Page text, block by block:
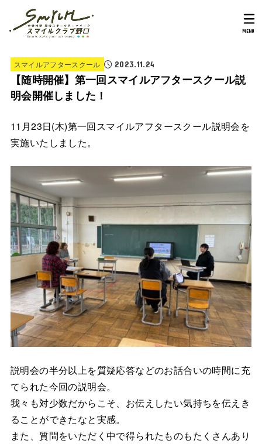
MENU
スマイルアフタースクール 2023.11.24
【随時開催】第一回スマイルアフタースクール説
明会開催しました！
11月23日(木)第一回スマイルアフタースクール説明会を
実施いたしました。
説明会の半分以上を質疑応答などのお話合いの時間に充
てられた今回の説明会。
我々も対少数だからこそ、お伝えしたい気持ちを伝えき
ることができたなと実感。
また、質問をいただく中で得られたものもたくさんあり